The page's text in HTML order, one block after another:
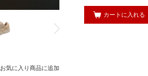
お気に入り商品に追加
カートに入れる